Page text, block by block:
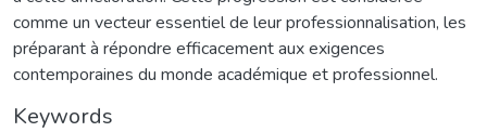
comme un vecteur essentiel de leur professionnalisation, les
préparant à répondre efficacement aux exigences
contemporaines du monde académique et professionnel.
Keywords